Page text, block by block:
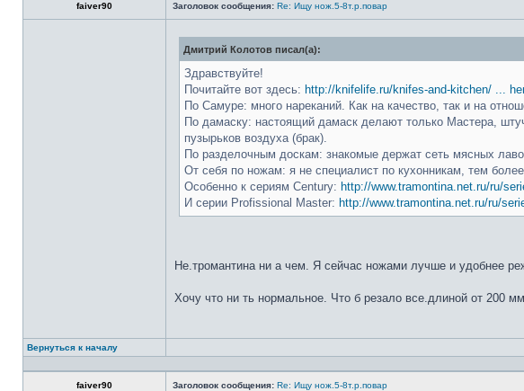
faiver90 Заголовок сообщения: Re: Ищу нож.5-8т.р.повар
Дмитрий Колотов писал(а):
Здравствуйте!
Почитайте вот здесь: http://knifelife.ru/knifes-and-kitchen/ ...
По Самуре: много нареканий. Как на качество, так и на
По дамаску: настоящий дамаск делают только Мастера,
пузырьков воздуха (брак).
По разделочным доскам: знакомые держат сеть мясных
От себя по ножам: я не специалист по кухонникам, тем
Особенно к сериям Century: http://www.tramontina.net.ru/ru/
И серии Profissional Master: http://www.tramontina.net.ru/ru/
Не.тромантина ни а чем. Я сейчас ножами лучше и удобнее
Хочу что ни ть нормальное. Что б резало все.длиной от 200
Вернуться к началу
faiver90 Заголовок сообщения: Re: Ищу нож.5-8т.р.повар